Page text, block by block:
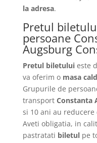
la adresa.
Pretul
persoane
Augsburg
Pretul biletuluieste
va oferim o masa
Grupurile de
transport Constanta
si 10 ani au
Aveti obligatia, in
pastratati biletulpe